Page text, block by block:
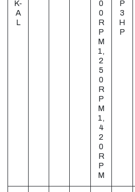
K-
A
L
0
0
R
P
M
1,
2
5
0
R
P
M
1,
4
2
0
R
P
M
P
3
H
P